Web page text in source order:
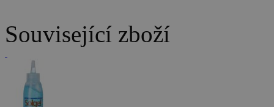
Související zboží